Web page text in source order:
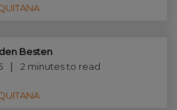
Besten
2 minutes to read